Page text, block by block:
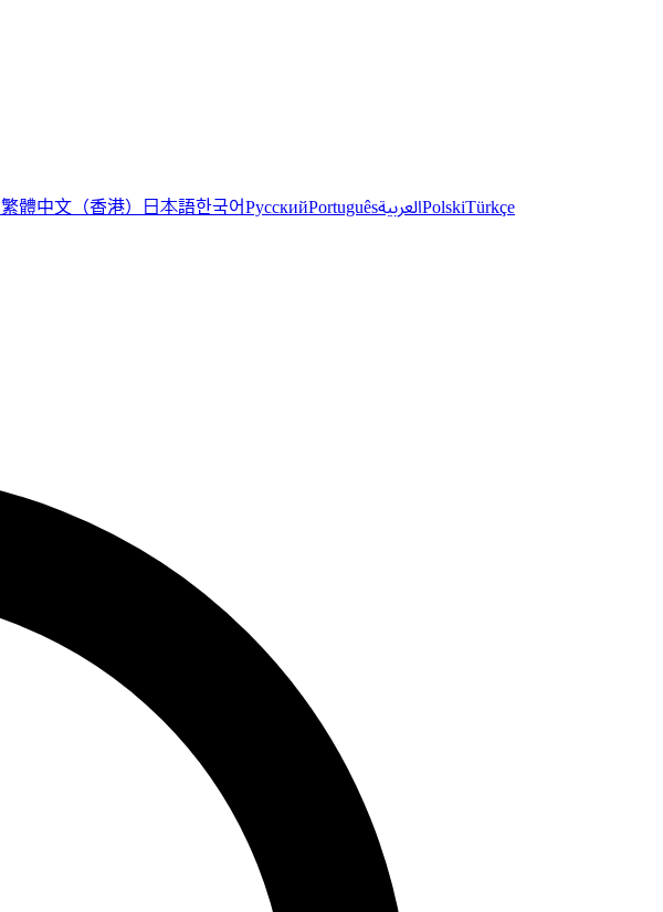
繁體中文（香港） 日本語한국어РусскийPortuguêsالعربيةPolskiTürkçe